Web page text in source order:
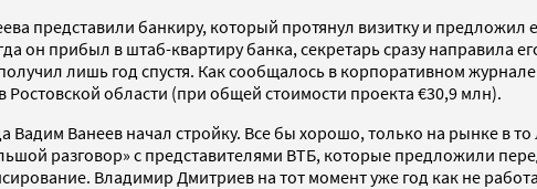
представили банкиру, который протянул визитку и предложил
он прибыл в штаб-квартиру банка, секретарь сразу направила
лишь год спустя. Как сообщалось в корпоративном
области (при общей стоимости проекта €30,9 млн).
Ванеев начал стройку. Все бы хорошо, только на рынке в
разговор» с представителями ВТБ, которые предложили
Владимир Дмитриев на тот момент уже год как не